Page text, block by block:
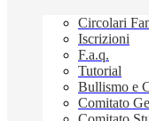
Circolari
Iscrizioni
F.a.q.
Tutorial
Bullismo e
Comitato